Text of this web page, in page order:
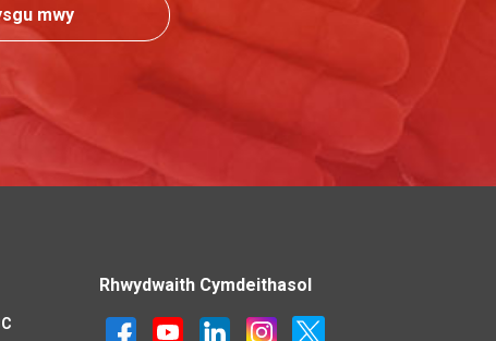
mwy
Rhwydwaith Cymdeithasol